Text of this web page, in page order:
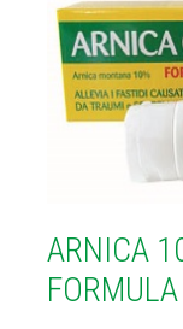
ARNICA